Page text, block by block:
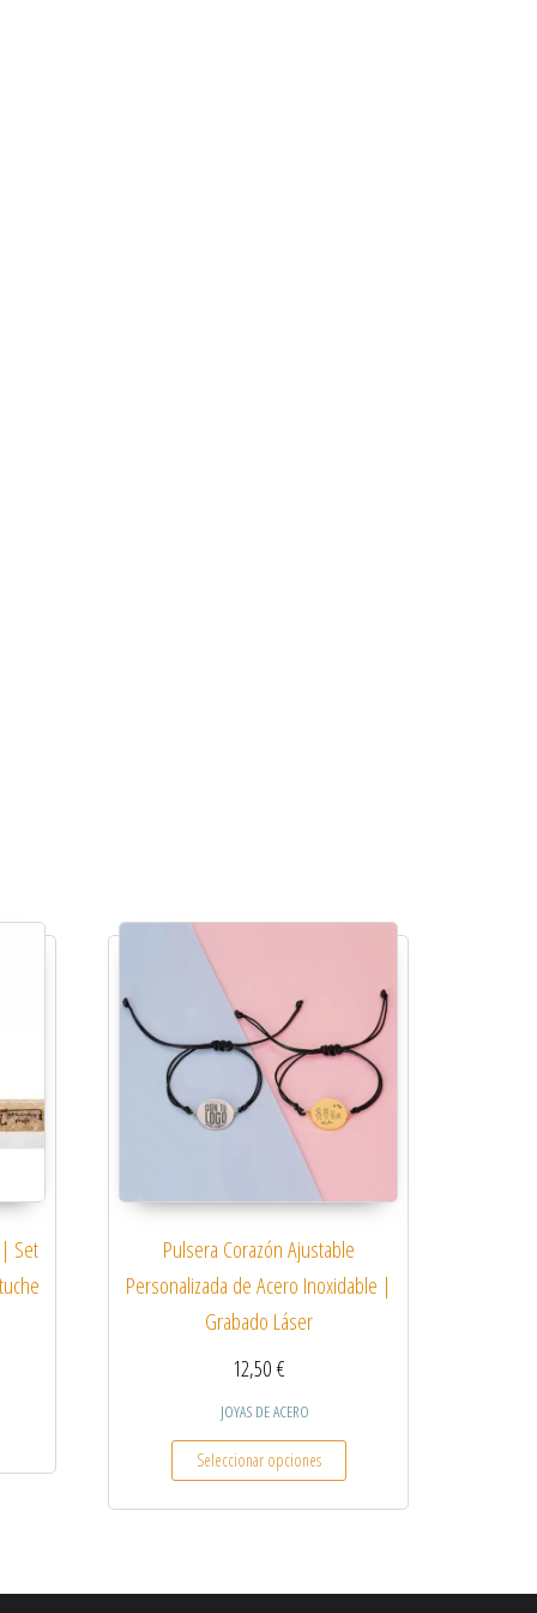
Set
Pulsera Corazón Ajustable
Personalizada de Acero Inoxidable |
Grabado Láser
12,50€
JOYAS DE ACERO
Seleccionar opciones
Este producto tiene múltiples